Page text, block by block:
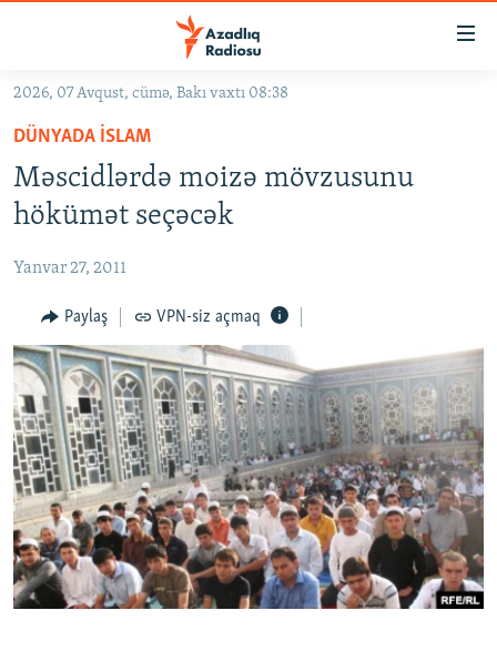
Əsas
qayıt
Əsas
naviqasiyaya
qayıt
KORRUPSIOMETR
FƏRQƏ BAX
QANUNI DOĞRU
ARAŞDIRMA
MULTIMEDIA
VIDEO
FOTOQALEREYA
İNFOQRAFIKA
KARIKATURA
RADIO ARXIV
OXU ZALI
AZƏRBAYCAN ƏDƏBIYYATI KITABXANASI
İSLAM VƏ DEMOKRATIYA
İZ - MƏDƏNIYYƏT PROQRAMI
HAQQIMIZDA
MISSIYAMIZ
PEŞƏ ETIKASI VƏ JURNALISTIKA STANDARTLARIMIZ
MATERIALLARIMIZDAN ISTIFADƏ
BIZI IZLƏ
2026, 07 Avqust, cümə, Bakı vaxtı 08:38
DÜNYADA İSLAM
Məscidlərdə moizə mövzusunu
hökümət seçəcək
Yanvar 27, 2011
Paylaş VPN-siz açmaq